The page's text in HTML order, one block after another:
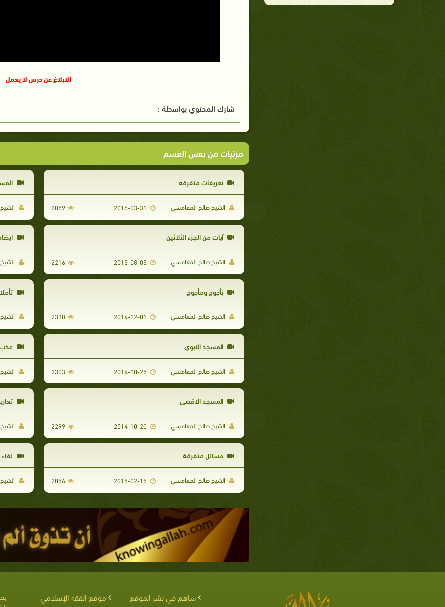
للابلاغ عن درس لا يعمل
شارك المحتوي بواسطة :
مرئيات من نفس القسم
تعريفات متفرقة
الشيخ صالح المغامسي 2059
آيات من الجزء الثلاثين
الشيخ صالح المغامسي 2015-08-05
2216
يأجوج ومأجوج
الشيخ صالح المغامسي 2338
المسجد النبوي
الشيخ صالح المغامسي 2014-10-25
2303
عذب
المسجد الاقصى
الشيخ صالح المغامسي 2014-10-20
2299
مسائل متفرقة
الشيخ صالح المغامسي 2015-02-15
2056
ساهم في نشر الموقع
موقع الفقه الإسلامي